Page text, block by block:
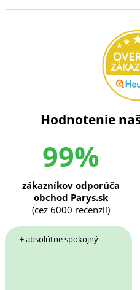
Hodnotenie
99%
zákazníkov odporúča
obchod Parys.sk
(cez 6000 recenzií)
+ absolútne spokojný